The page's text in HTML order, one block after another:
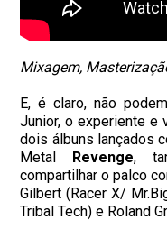
Mixagem,
E, é claro, não
Junior, o experiente e
dois álbuns lançados
Metal Revenge,
compartilhar o palco
Gilbert (Racer X/
Tribal Tech) e Roland